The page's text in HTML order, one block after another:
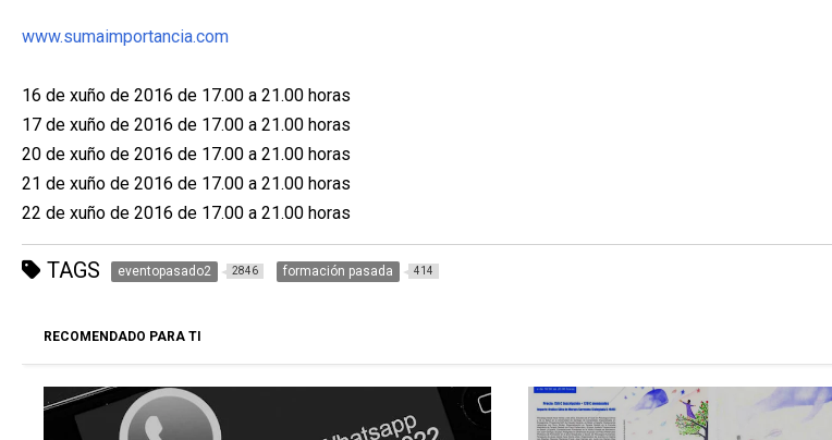
www.sumaimportancia.com
16 de xuño de 2016 de 17.00 a 21.00 horas
17 de xuño de 2016 de 17.00 a 21.00 horas
20 de xuño de 2016 de 17.00 a 21.00 horas
21 de xuño de 2016 de 17.00 a 21.00 horas
22 de xuño de 2016 de 17.00 a 21.00 horas
TAGS eventopasado2 2846 formación pasada 414
RECOMENDADO PARA TI